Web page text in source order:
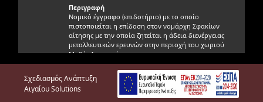
Περιγραφή
Νομικό έγγραφο (επιδοτήριο) με το οποίο
πιστοποιείται η επίδοση στον νομάρχη Σφακίων
αίτησης με την οποία ζητείται η άδεια διενέργειας
μεταλλευτικών ερευνών στην περιοχή του χωριού
Μαθές Αποκορώνου.
Γνησιότητα τεκμηρίου
Γνήσιο
Φυσική κατάσταση τεκμηρίου
Σχεδιασμός Ανάπτυξη
Αιγαίου Solutions